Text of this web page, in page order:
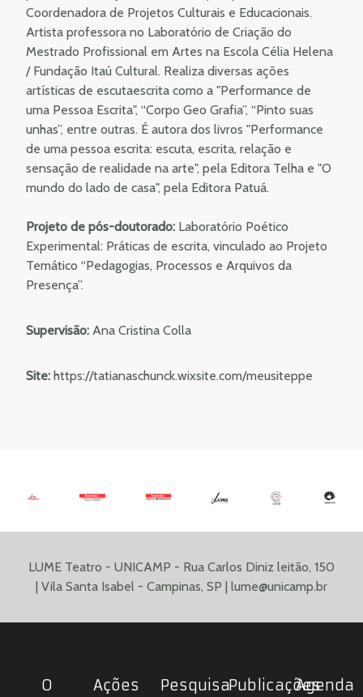
Coordenadora de Projetos Culturais e Educacionais.
Artista professora no Laboratório de Criação do
Mestrado Profissional em Artes na Escola Célia Helena
/ Fundação Itaú Cultural. Realiza diversas ações
artísticas de escutaescrita como a "Performance de
uma Pessoa Escrita", “Corpo Geo Grafia”, “Pinto suas
unhas”, entre outras. É autora dos livros "Performance
de uma pessoa escrita: escuta, escrita, relação e
sensação de realidade na arte", pela Editora Telha e "O
mundo do lado de casa", pela Editora Patuá.
Projeto de pós-doutorado: Laboratório Poético
Experimental: Práticas de escrita, vinculado ao Projeto
Temático “Pedagogias, Processos e Arquivos da
Presença”.
Supervisão: Ana Cristina Colla
Site: https://tatianaschunck.wixsite.com/meusiteppe
LUME Teatro - UNICAMP - Rua Carlos Diniz leitão, 150
| Vila Santa Isabel - Campinas, SP | lume@unicamp.br
O
Ações
PesquisaPublicaçõesAgenda